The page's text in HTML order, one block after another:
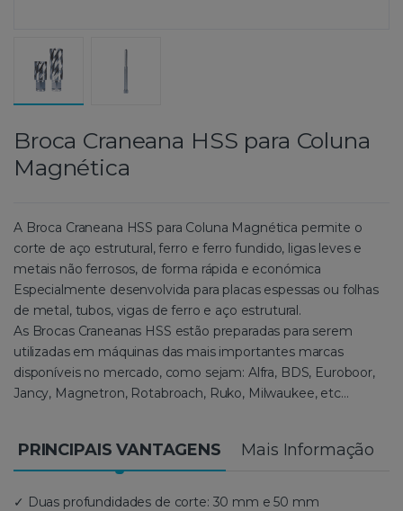
Broca Craneana HSS para Coluna
Magnética
A Broca Craneana HSS para Coluna Magnética permite o
corte de aço estrutural, ferro e ferro fundido, ligas leves e
metais não ferrosos, de forma rápida e económica
Especialmente desenvolvida para placas espessas ou folhas
de metal, tubos, vigas de ferro e aço estrutural.
As Brocas Craneanas HSS estão preparadas para serem
utilizadas em máquinas das mais importantes marcas
disponíveis no mercado, como sejam: Alfra, BDS, Euroboor,
Jancy, Magnetron, Rotabroach, Ruko, Milwaukee, etc…
PRINCIPAIS VANTAGENS Mais Informação
✓ Duas profundidades de corte: 30 mm e 50 mm